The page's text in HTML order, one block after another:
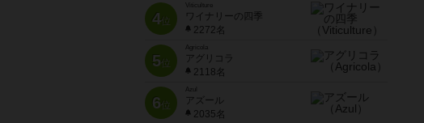
4位
Viticulture
ワイナリーの四季
2272名
5位
Agricola
アグリコラ
2118名
6位
Azul
アズール
2035名